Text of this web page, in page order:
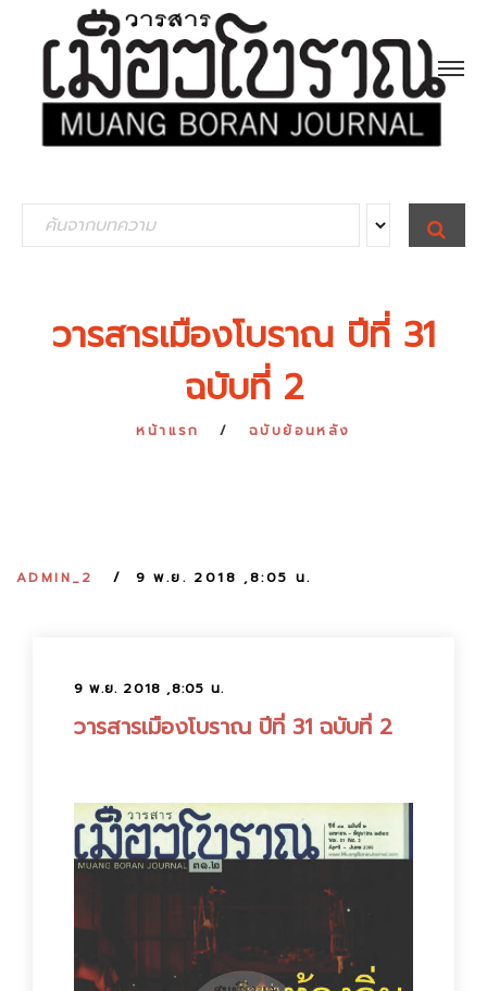
e
S
E
A
วารสารเมืองโบราณ ปีที่ 31
ฉบับที่ 2
หน้าแรก ฉบับย้อนหลัง
ADMIN_2 9 พ.ย. 2018 ,8:05 น.
9 พ.ย. 2018 ,8:05 น.
วารสารเมืองโบราณ ปีที่ 31 ฉบับที่ 2